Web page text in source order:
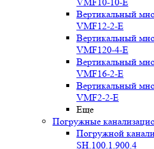
Вертикальный
VMF12-2-E
Вертикальный
VMF120-4-E
Вертикальный
VMF16-2-E
Вертикальный
VMF2-2-E
Еще
Погружные
Погружной
SH.100.1.900.4